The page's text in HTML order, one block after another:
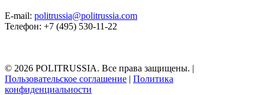
E-mail: politrussia@politrussia.com
Телефон: +7 (495) 530-11-22
© 2026 POLITRUSSIA. Все права защищены. |
Пользовательское соглашение | Политика
конфиденциальности